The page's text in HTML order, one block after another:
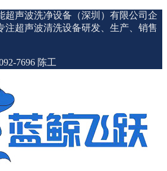
超声波洗净设备（深圳）有限公司企
注超声波清洗设备研发、生产、销售
7696 陈工